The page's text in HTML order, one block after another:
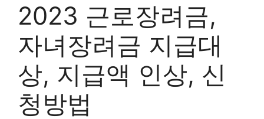
2023 근로장려금,
자녀장려금 지급대
상, 지급액 인상, 신
청방법